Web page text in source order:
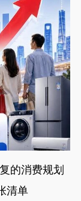
的消费规划
清单